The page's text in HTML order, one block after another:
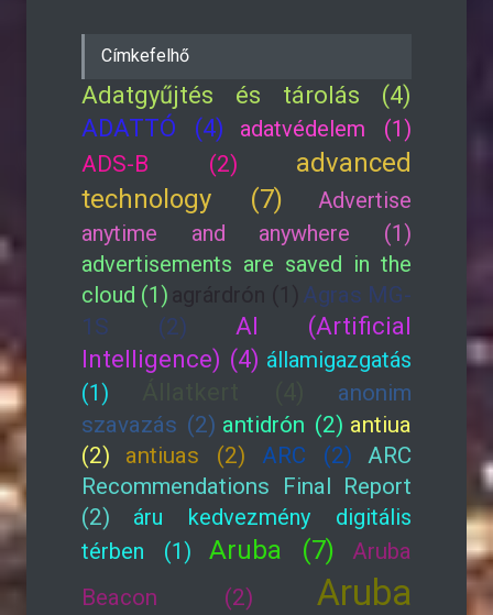
Címkefelhő
Adatgyűjtés és tárolás (4)
ADATTÓ (4)
adatvédelem (1)
ADS-B (2)
advanced
technology (7)
Advertise
anytime and anywhere (1)
advertisements are saved in the
cloud (1)
Agras MG-
1S (2)
AI (Artificial
Intelligence) (4) államigazgatás
(1)
anonim
szavazás (2) antidrón (2) antiua
(2)
antiuas (2) ARC (2)
ARC
Recommendations Final Report
(2)
áru kedvezmény digitális
térben (1)
Aruba (7)
Aruba
Beacon (2)
Aruba